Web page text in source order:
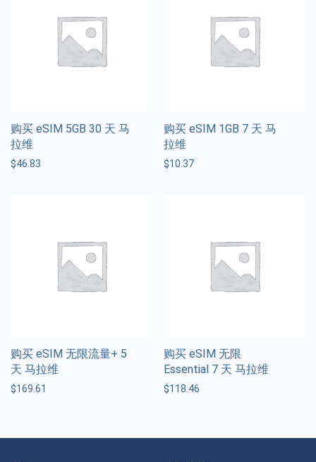
购买 eSIM 5GB 30 天 马
拉维
$46.83
购买 eSIM 1GB 7 天 马
拉维
$10.37
购买 eSIM 无限流量+ 5
天 马拉维
$169.61
购买 eSIM 无限
Essential 7 天 马拉维
$118.46